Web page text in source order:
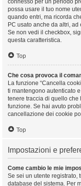
connesso per un periodo
possa usare il tuo nome
quando entri, ma ricorda
PC usato anche da altri,
Se non vedi il checkbox,
questa caratteristica.
Top
Che cosa provoca il
La funzione “Cancella
ti mantengono autenticato
tenere traccia di quello che
funzione. Se hai avuto
cancellazione dei cookie
Top
Impostazioni e
Come cambio le mie
Se sei un utente registrato,
database del sistema. Per